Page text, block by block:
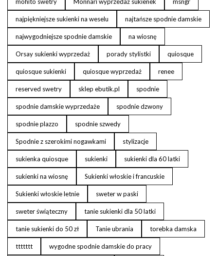
najpiękniejsze sukienki na weselu najtańsze spodnie damskie
najwygodniejsze spodnie damskie na wiosnę
Orsay sukienki wyprzedaż porady stylistki quiosque
quiosque sukienki quiosque wyprzedaż renee
reserved swetry sklep ebutik.pl spodnie
spodnie damskie wyprzedaże spodnie dzwony
spodnie plazzo spodnie szwedy
Spodnie z szerokimi nogawkami stylizacje
sukienka quiosque sukienki sukienki dla 60 latki
sukienki na wiosnę Sukienki włoskie i francuskie
Sukienki włoskie letnie sweter w paski
sweter świąteczny tanie sukienki dla 50 latki
tanie sukienki do 50 zł Tanie ubrania torebka damska
ttttttt wygodne spodnie damskie do pracy